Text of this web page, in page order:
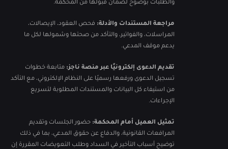
والطلبات بوضوح لضمان قبولها من المحكمة.
مراجعة المستندات والأدلة: فحص العقود، الإيصالات،
المراسلات، والفواتير، والتأكد من صحتها وشمولها لكل ما
يدعم موقف المدعي.
تقديم الدعوى إلكترونيًا عبر منصة ناجز: متابعة خطوات
تسجيل الدعوى ورفعها رسميًا على النظام الإلكتروني، مع التأكد
من استيفاء كل البيانات والمستندات المطلوبة لتسريع
الإجراءات.
تمثيل العميل أمام المحكمة: حضور الجلسات وتقديم
المرافعات القانونية، والدفاع عن حقوق المدعي، بما في ذلك
توضيح أسباب التأخير في السداد وطلب التعويضات المقررة إن